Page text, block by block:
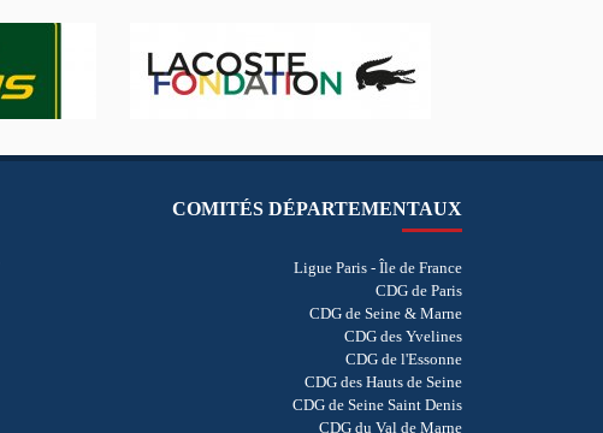
COMITÉS DÉPARTEMENTAUX
Ligue Paris - Île de France
CDG de Paris
CDG de Seine & Marne
CDG des Yvelines
CDG de l'Essonne
CDG des Hauts de Seine
CDG de Seine Saint Denis
CDG du Val de Marne